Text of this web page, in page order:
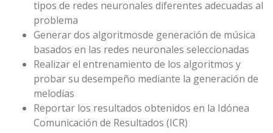
tipos de redes neuronales diferentes adecuadas al
problema
Generar dos algoritmosde generación de música
basados en las redes neuronales seleccionadas
Realizar el entrenamiento de los algoritmos y
probar su desempeño mediante la generación de
melodías
Reportar los resultados obtenidos en la Idónea
Comunicación de Resultados (ICR)